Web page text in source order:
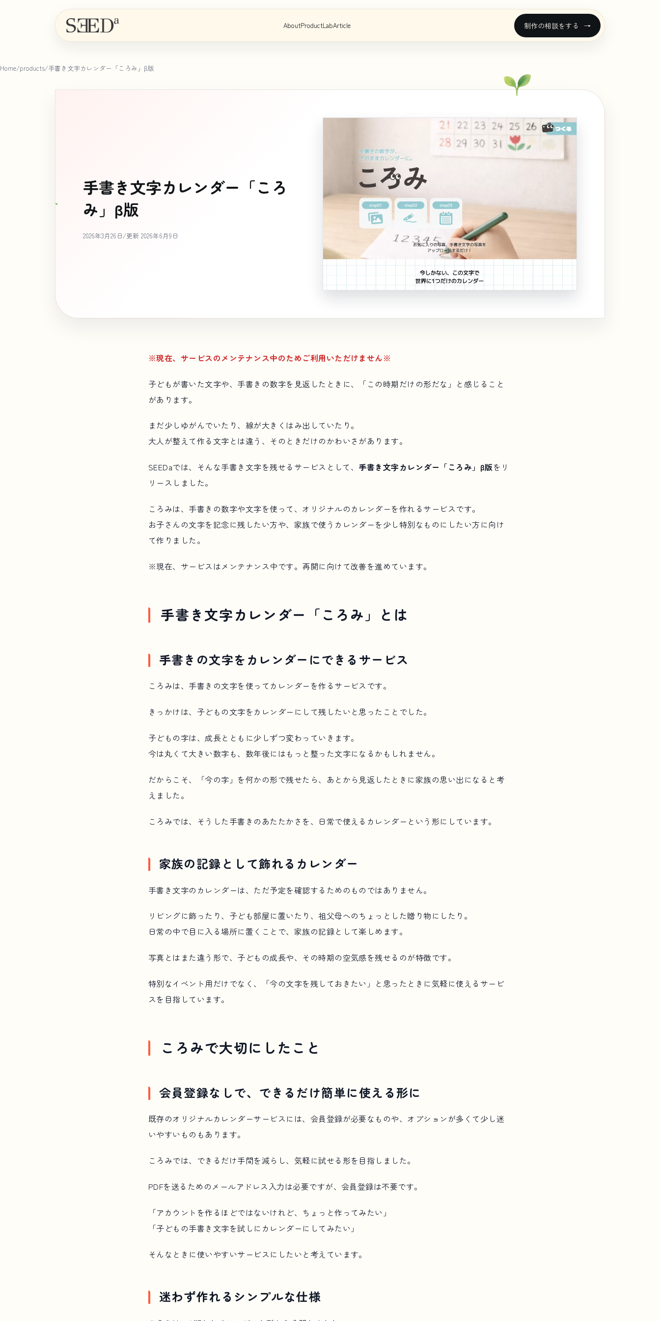
AboutProductLabArticle 制作の相談をする
Home/products/手書き文字カレンダー「ころみ」β版
手書き文字カレンダー「ころ
み」β版
2026年3月26日/更新 2026年6月9日
※現在、サービスのメンテナンス中のためご利用いただけません※
子どもが書いた文字や、手書きの数字を見返したときに、「この時期だけの形だな」と感じること
があります。
まだ少しゆがんでいたり、線が大きくはみ出していたり。
大人が整えて作る文字とは違う、そのときだけのかわいさがあります。
SEEDaでは、そんな手書き文字を残せるサービスとして、 手書き文字カレンダー「ころみ」β版をリ
リースしました。
ころみは、手書きの数字や文字を使って、オリジナルのカレンダーを作れるサービスです。
お子さんの文字を記念に残したい方や、家族で使うカレンダーを少し特別なものにしたい方に向け
て作りました。
※現在、サービスはメンテナンス中です。再開に向けて改善を進めています。
手書き文字カレンダー「ころみ」とは
手書きの文字をカレンダーにできるサービス
ころみは、手書きの文字を使ってカレンダーを作るサービスです。
きっかけは、子どもの文字をカレンダーにして残したいと思ったことでした。
子どもの字は、成長とともに少しずつ変わっていきます。
今は丸くて大きい数字も、数年後にはもっと整った文字になるかもしれません。
だからこそ、「今の字」を何かの形で残せたら、あとから見返したときに家族の思い出になると考
えました。
ころみでは、そうした手書きのあたたかさを、日常で使えるカレンダーという形にしています。
家族の記録として飾れるカレンダー
手書き文字のカレンダーは、ただ予定を確認するためのものではありません。
リビングに飾ったり、子ども部屋に置いたり、祖父母へのちょっとした贈り物にしたり。
日常の中で目に入る場所に置くことで、家族の記録として楽しめます。
写真とはまた違う形で、子どもの成長や、その時期の空気感を残せるのが特徴です。
特別なイベント用だけでなく、「今の文字を残しておきたい」と思ったときに気軽に使えるサービ
スを目指しています。
ころみで大切にしたこと
会員登録なしで、できるだけ簡単に使える形に
既存のオリジナルカレンダーサービスには、会員登録が必要なものや、オプションが多くて少し迷
いやすいものもあります。
ころみでは、できるだけ手間を減らし、気軽に試せる形を目指しました。
PDFを送るためのメールアドレス入力は必要ですが、会員登録は不要です。
「アカウントを作るほどではないけれど、ちょっと作ってみたい」
「子どもの手書き文字を試しにカレンダーにしてみたい」
そんなときに使いやすいサービスにしたいと考えています。
迷わず作れるシンプルな仕様